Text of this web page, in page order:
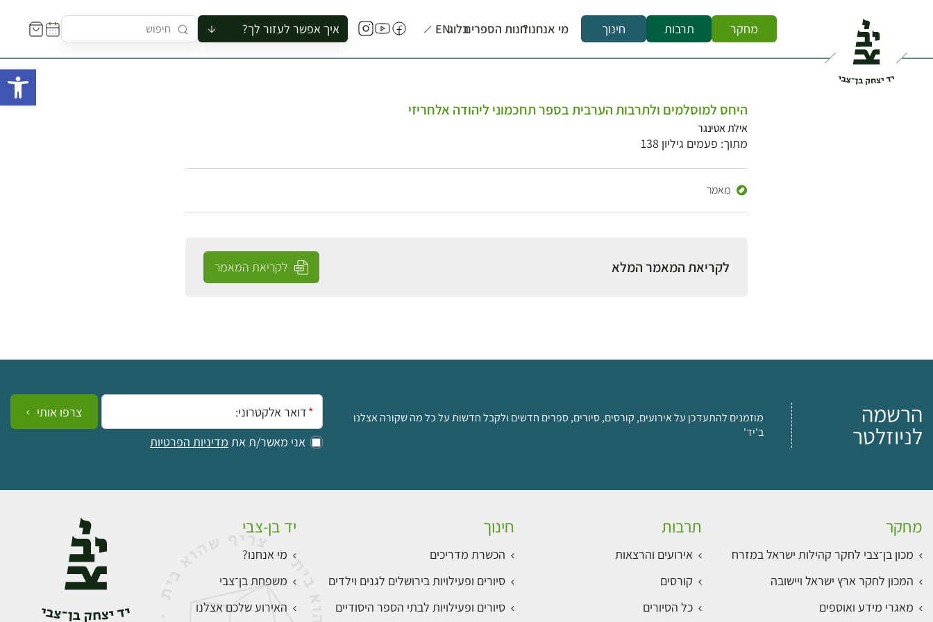
מחקר תרבות חינוך מי אנחנו?חנות הספריםבלוגEN איך אפשר לעזור לך?
להזמין סיור לקבוצה
היחס למוסלמים ולתרבות הערבית בספר תחכמוני ליהודה אלחריזי
אילת אטינגר
מתוך: פעמים גיליון 138
מאמר
לקריאת המאמר המלא לקריאת המאמר
הרשמה
לניוזלטר
מוזמנים להתעדכן על אירועים, קורסים, סיורים, ספרים חדשים ולקבל חדשות על כל מה שקורה אצלנו
ב'יד'
אימייל:
אני מאשר/ת את מדיניות הפרטיות
צרפו אותי
מחקר
מכון בן־צבי לחקר קהילות ישראל במזרח
המכון לחקר ארץ ישראל ויישובה
מאגרי מידע ואוספים
תרבות
אירועים והרצאות
קורסים
כל הסיורים
חינוך
הכשרת מדריכים
סיורים ופעילויות בירושלים לגנים וילדים
סיורים ופעילויות לבתי הספר היסודיים
יד בן-צבי
מי אנחנו?
משפחת בן־צבי
האירוע שלכם אצלנו